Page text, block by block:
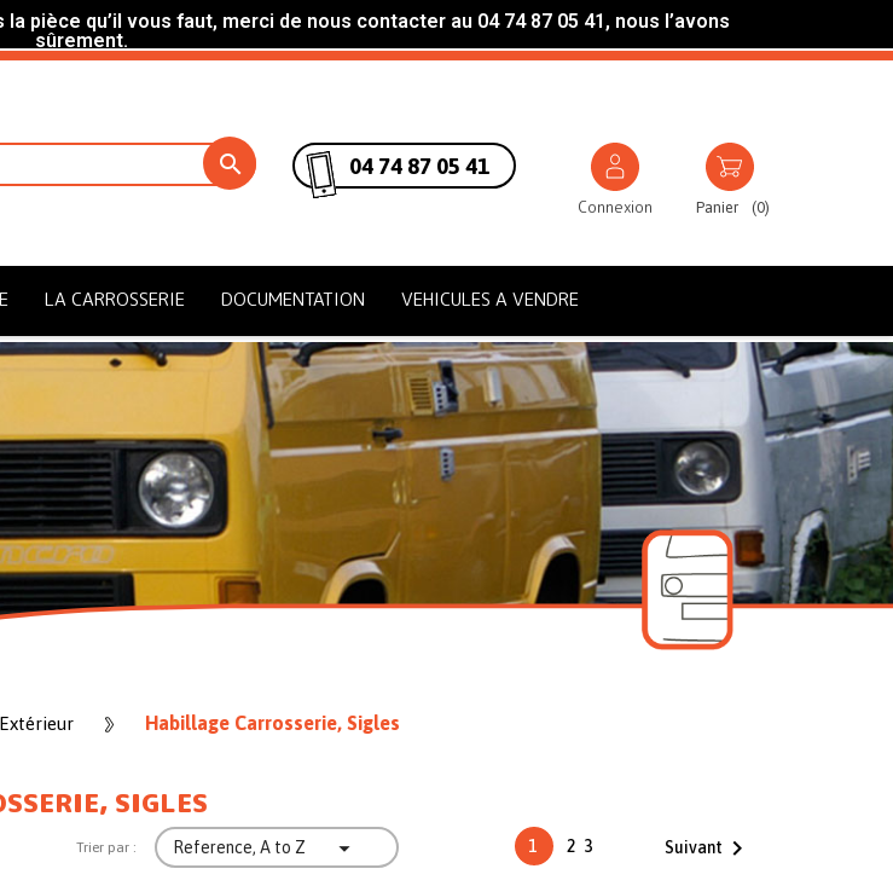
pièce qu’il vous faut, merci de nous contacter au 04 74 87 05 41, nous l’avons
sûrement.
 04 74 87 05 41
Connexion Panier (0)
LA CARROSSERIE DOCUMENTATION VEHICULES A VENDRE
Extérieur Habillage Carrosserie, Sigles
SIGLES
Trier par : Reference, A to Z  1 2 3 Suivant 